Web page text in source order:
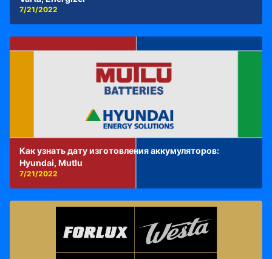
7/21/2022
Как узнать дату изготовления аккумуляторов:
Hyundai, Mutlu
7/21/2022